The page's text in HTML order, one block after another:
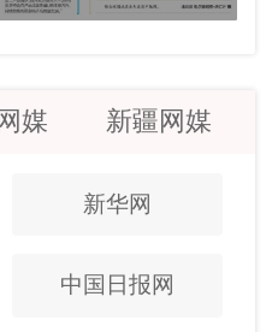
媒 新疆网媒
新华网
中国日报网